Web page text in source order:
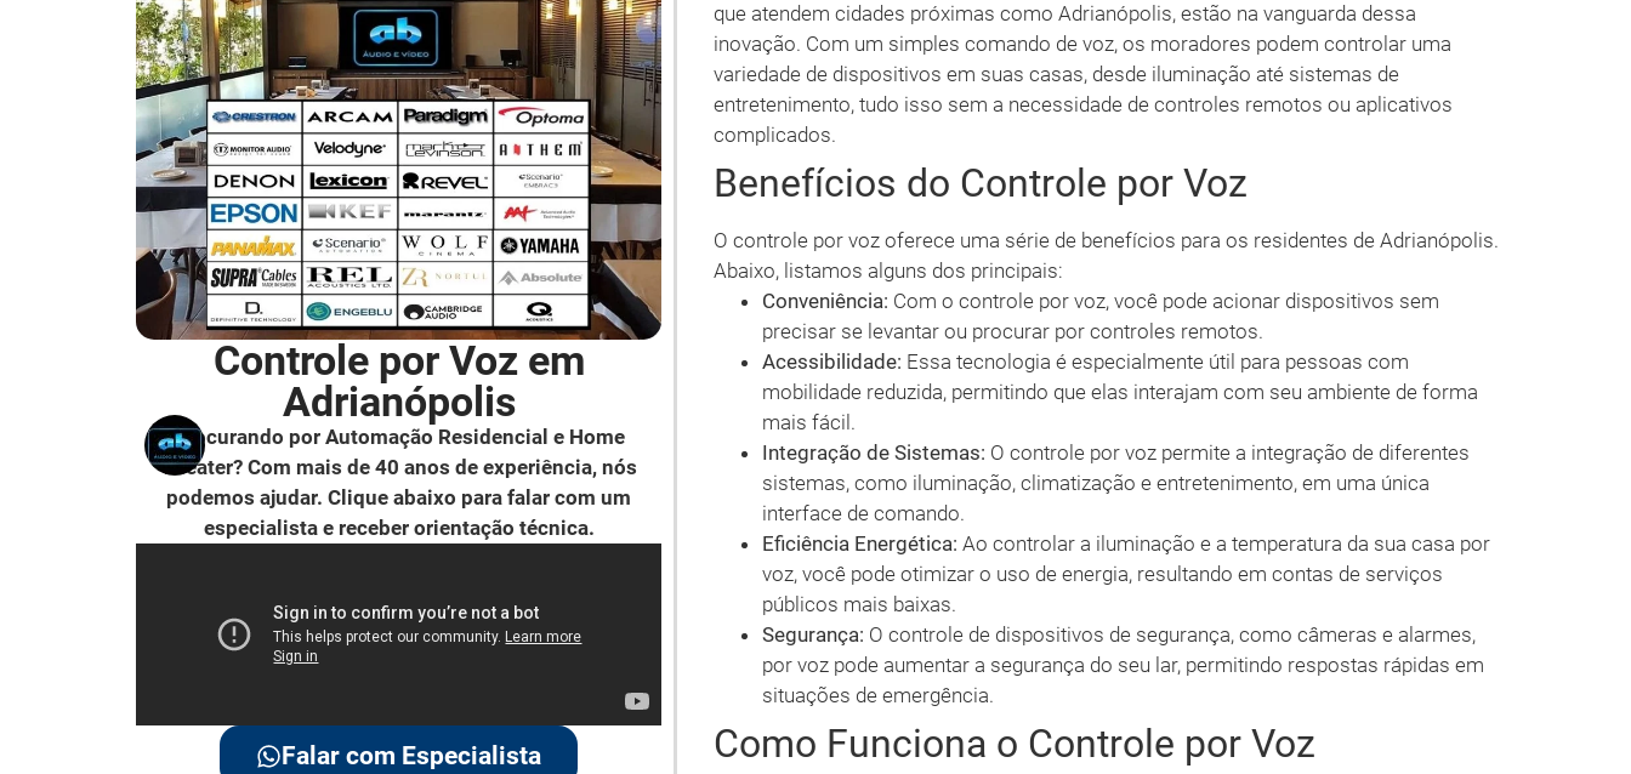
Controle por Voz em
Adrianópolis
Procurando por Automação Residencial e Home
Theater? Com mais de 40 anos de experiência, nós
podemos ajudar. Clique abaixo para falar com um
especialista e receber orientação técnica.
Falar com Especialista
que atendem cidades próximas como Adrianópolis, estão na vanguarda dessa
inovação. Com um simples comando de voz, os moradores podem controlar uma
variedade de dispositivos em suas casas, desde iluminação até sistemas de
entretenimento, tudo isso sem a necessidade de controles remotos ou aplicativos
complicados.
Benefícios do Controle por Voz
O controle por voz oferece uma série de benefícios para os residentes de Adrianópolis.
Abaixo, listamos alguns dos principais:
Conveniência: Com o controle por voz, você pode acionar dispositivos sem
precisar se levantar ou procurar por controles remotos.
Acessibilidade: Essa tecnologia é especialmente útil para pessoas com
mobilidade reduzida, permitindo que elas interajam com seu ambiente de forma
mais fácil.
Integração de Sistemas: O controle por voz permite a integração de diferentes
sistemas, como iluminação, climatização e entretenimento, em uma única
interface de comando.
Eficiência Energética: Ao controlar a iluminação e a temperatura da sua casa por
voz, você pode otimizar o uso de energia, resultando em contas de serviços
públicos mais baixas.
Segurança: O controle de dispositivos de segurança, como câmeras e alarmes,
por voz pode aumentar a segurança do seu lar, permitindo respostas rápidas em
situações de emergência.
Como Funciona o Controle por Voz